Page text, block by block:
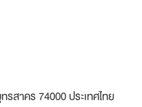
สาคร 74000 ประเทศไทย